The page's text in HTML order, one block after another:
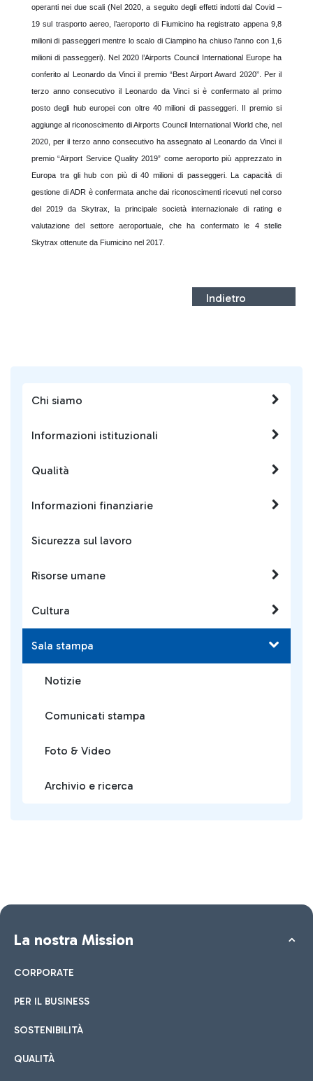
Chi siamo
Informazioni istituzionali
Qualità
Informazioni finanziarie
Sicurezza sul lavoro
Risorse umane
Cultura
Sala stampa
Notizie
Comunicati stampa
Foto & Video
Archivio e ricerca
operanti nei due scali (Nel 2020, a seguito degli effetti indotti dal Covid –
19 sul trasporto aereo, l’aeroporto di Fiumicino ha registrato appena 9,8
milioni di passeggeri mentre lo scalo di Ciampino ha chiuso l’anno con 1,6
milioni di passeggeri). Nel 2020 l’Airports Council International Europe ha
conferito al Leonardo da Vinci il premio “Best Airport Award 2020”. Per il
terzo anno consecutivo il Leonardo da Vinci si è confermato al primo
posto degli hub europei con oltre 40 milioni di passeggeri. Il premio si
aggiunge al riconoscimento di Airports Council International World che, nel
2020, per il terzo anno consecutivo ha assegnato al Leonardo da Vinci il
premio “Airport Service Quality 2019” come aeroporto più apprezzato in
Europa tra gli hub con più di 40 milioni di passeggeri. La capacità di
gestione di ADR è confermata anche dai riconoscimenti ricevuti nel corso
del 2019 da Skytrax, la principale società internazionale di rating e
valutazione del settore aeroportuale, che ha confermato le 4 stelle
Skytrax ottenute da Fiumicino nel 2017.
Indietro
La nostra Mission
CORPORATE
PER IL BUSINESS
SOSTENIBILITÀ
QUALITÀ